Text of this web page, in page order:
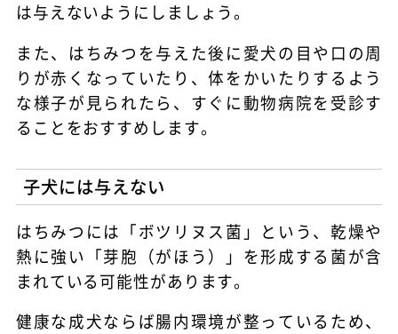
は与えないようにしましょう。
また、はちみつを与えた後に愛犬の目や口の周
りが赤くなっていたり、体をかいたりするよう
な様子が見られたら、すぐに動物病院を受診す
ることをおすすめします。
子犬には与えない
はちみつには「ボツリヌス菌」という、乾燥や
熱に強い「芽胞（がほう）」を形成する菌が含
まれている可能性があります。
健康な成犬ならば腸内環境が整っているため、